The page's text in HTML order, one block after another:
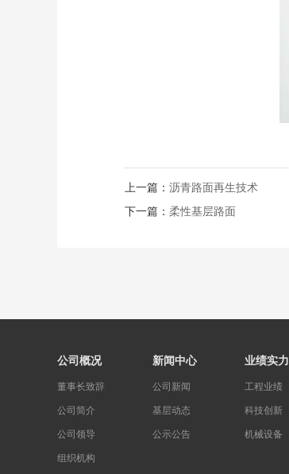
上一篇： 沥青路面再生技术
下一篇： 柔性基层路面
公司概况
董事长致辞
公司简介
公司领导
组织机构
新闻中心
公司新闻
基层动态
公示公告
业绩实力
工程业绩
科技创新
机械设备